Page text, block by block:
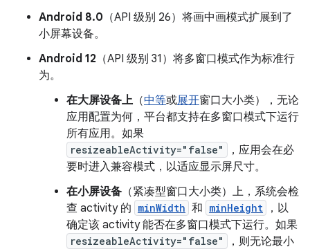
Android 8.0 （API 级别 26）将画中画模式扩展到了
小屏幕设备。
Android 12 （API 级别 31）将多窗口模式作为标准行
为。
在大屏设备上 （中等或展开窗口大小类），无论
应用配置为何，平台都支持在多窗口模式下运行
所有应用。如果
resizeableActivity="false"
，应用会在必
要时进入兼容模式，以适应显示屏尺寸。
在小屏设备 （紧凑型窗口大小类）上，系统会检
查 activity 的 minWidth 和 minHeight
，以
确定该 activity 能否在多窗口模式下运行。 如果
resizeableActivity="false"
，则无论最小